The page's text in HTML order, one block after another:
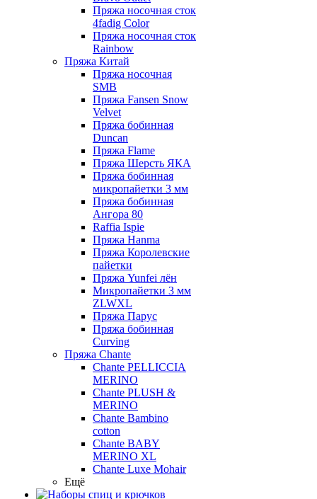
Пряжа носочная сток
4fadig Color
Пряжа носочная сток
Rainbow
Пряжа Китай
Пряжа носочная
SMB
Пряжа Fansen Snow
Velvet
Пряжа бобинная
Duncan
Пряжа Flame
Пряжа Шерсть ЯКА
Пряжа бобинная
микропайетки 3 мм
Пряжа бобинная
Ангора 80
Raffia Ispie
Пряжа Hanma
Пряжа Королевские
пайетки
Пряжа Yunfei лён
Микропайетки 3 мм
ZLWXL
Пряжа Парус
Пряжа бобинная
Curving
Пряжа Chante
Chante PELLICCIA
MERINO
Chante PLUSH &
MERINO
Chante Bambino
cotton
Chante BABY
MERINO XL
Chante Luxe Mohair
Ещё